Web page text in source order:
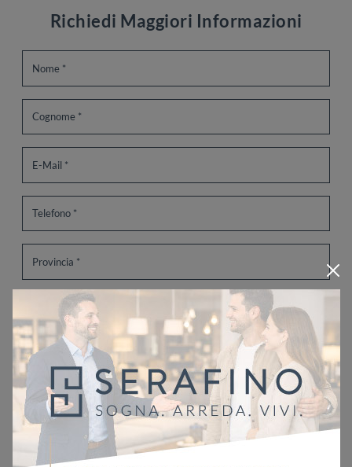
Richiedi Maggiori Informazioni
Ho letto l'informativa sulla Privacy Policy